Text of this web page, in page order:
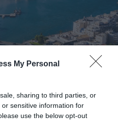
My Personal
sharing to third parties, or
sensitive information for
use the below opt-out
για πεθαμένο